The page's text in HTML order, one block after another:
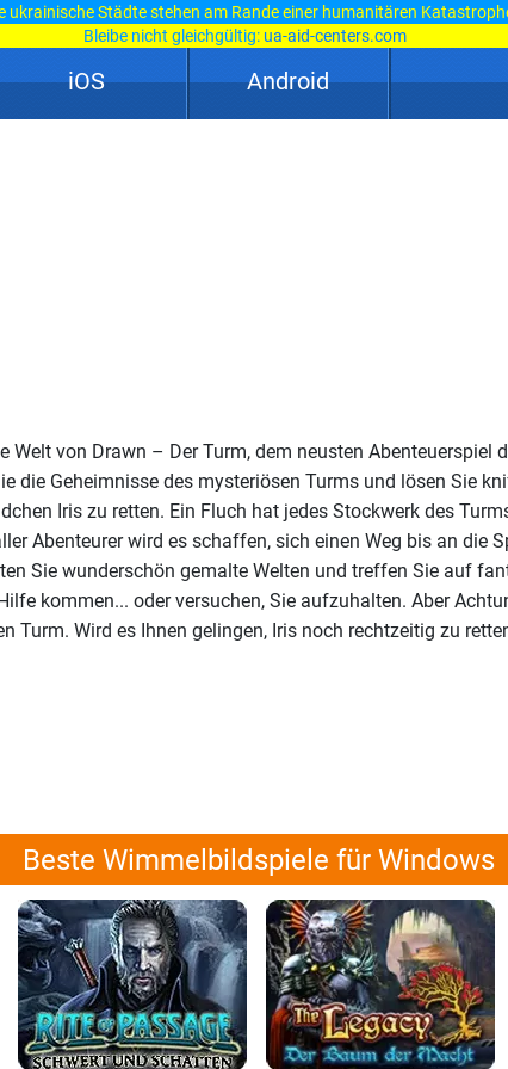
ukrainische Städte stehen am Rande einer humanitären
Bleibe nicht gleichgültig: ua-aid-centers.com
iOS Android
Welt von Drawn – Der Turm, dem neusten Abenteuerspiel
die Geheimnisse des mysteriösen Turms und lösen Sie
Iris zu retten. Ein Fluch hat jedes Stockwerk des
Abenteurer wird es schaffen, sich einen Weg bis an die
Sie wunderschön gemalte Welten und treffen Sie auf
kommen... oder versuchen, Sie aufzuhalten. Aber
Turm. Wird es Ihnen gelingen, Iris noch rechtzeitig zu
Beste Wimmelbildspiele für Windows